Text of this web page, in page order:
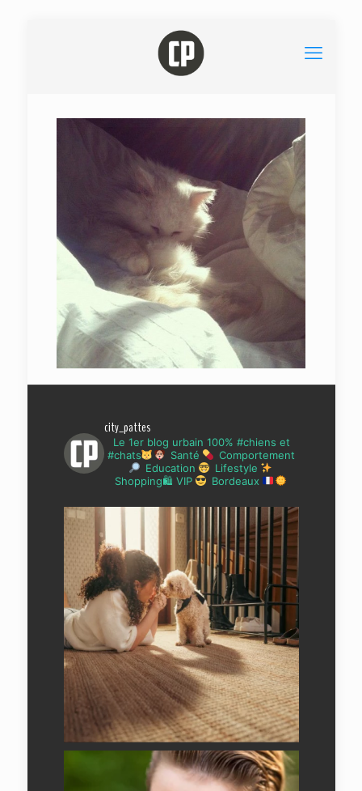
city_pattes
Le 1er blog urbain 100% #chiens et
#chats
Santé
Comportement
Education
Lifestyle
Shopping🛍 VIP
Bordeaux